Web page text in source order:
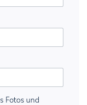
Fotos und